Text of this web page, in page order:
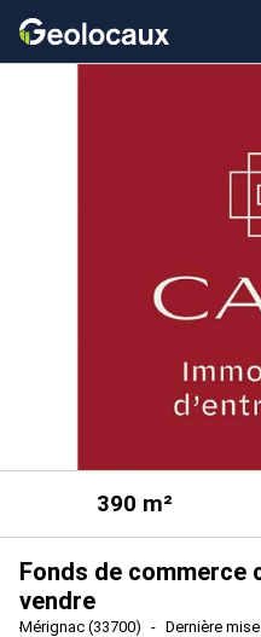
390 m²
Fonds de
vendre
Mérignac (33700) Dernière